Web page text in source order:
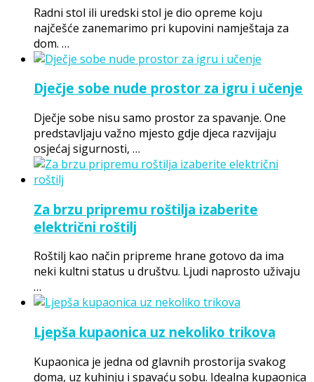
Radni stol ili uredski stol je dio opreme koju
najčešće zanemarimo pri kupovini namještaja za
dom. …
Dječje sobe nude prostor za igru i učenje
Dječje sobe nisu samo prostor za spavanje. One
predstavljaju važno mjesto gdje djeca razvijaju
osjećaj sigurnosti, …
Za brzu pripremu roštilja izaberite
električni roštilj
Roštilj kao način pripreme hrane gotovo da ima
neki kultni status u društvu. Ljudi naprosto uživaju
…
Ljepša kupaonica uz nekoliko trikova
Kupaonica je jedna od glavnih prostorija svakog
doma, uz kuhinju i spavaću sobu. Idealna kupaonica